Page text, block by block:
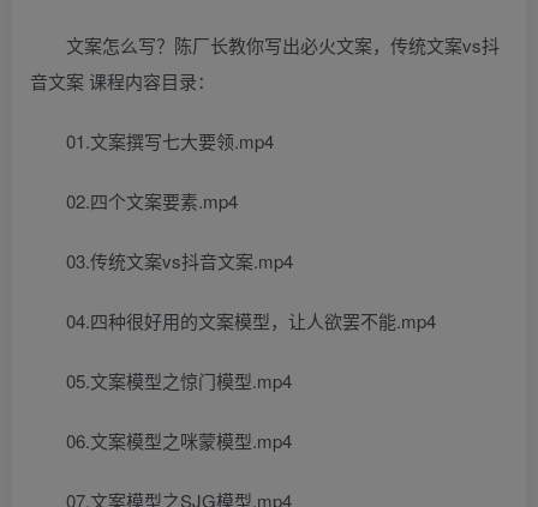
文案怎么写？陈厂长教你写出必火文案，传统文案vs抖
音文案 课程内容目录：
01.文案撰写七大要领.mp4
02.四个文案要素.mp4
03.传统文案vs抖音文案.mp4
04.四种很好用的文案模型，让人欲罢不能.mp4
05.文案模型之惊门模型.mp4
06.文案模型之咪蒙模型.mp4
07.文案模型之SJG模型.mp4